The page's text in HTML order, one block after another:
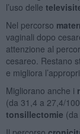
l’uso delle
Nel percorso
vaginali dopo
attenzione al
cesareo. Restano
e migliora
Migliorano anche i
(da 31,4 a 27,4/
tonsillectomie